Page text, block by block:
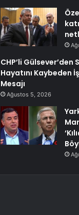
CHP’li
Hayatını Kaybeden
Mesajı
Ağustos 5, 2026